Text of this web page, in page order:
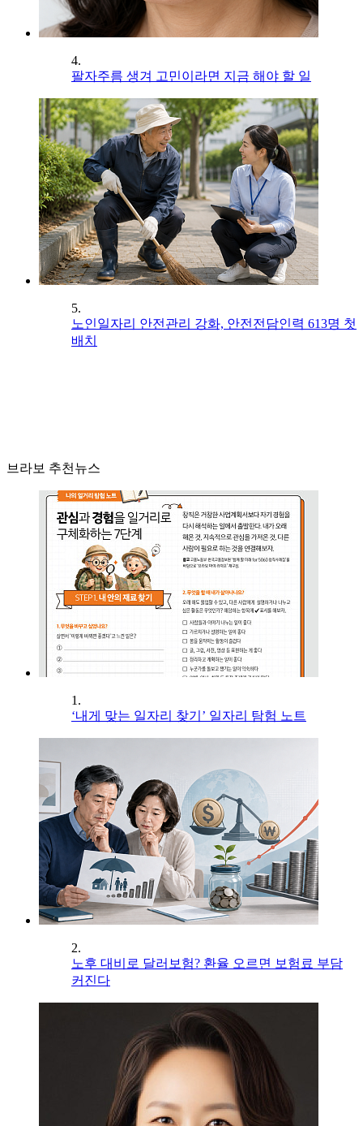
4.
팔자주름 생겨 고민이라면 지금 해야 할 일
5.
노인일자리 안전관리 강화, 안전전담인력 613명 첫
배치
브라보 추천뉴스
1.
‘내게 맞는 일자리 찾기’ 일자리 탐험 노트
2.
노후 대비로 달러보험? 환율 오르면 보험료 부담
커진다